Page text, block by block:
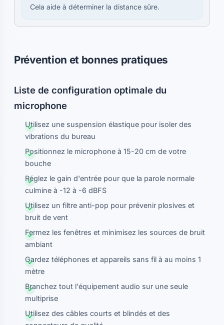
Cela aide à déterminer la distance sûre.
Prévention et bonnes pratiques
Liste de configuration optimale du
microphone
Utilisez une suspension élastique pour isoler des
vibrations du bureau
Positionnez le microphone à 15-20 cm de votre
bouche
Réglez le gain d'entrée pour que la parole normale
culmine à -12 à -6 dBFS
Utilisez un filtre anti-pop pour prévenir plosives et
bruit de vent
Fermez les fenêtres et minimisez les sources de bruit
ambiant
Gardez téléphones et appareils sans fil à au moins 1
mètre
Branchez tout l'équipement audio sur une seule
multiprise
Utilisez des câbles courts et blindés et des